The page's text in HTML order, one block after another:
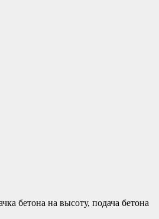
бетона на высоту, подача бетона